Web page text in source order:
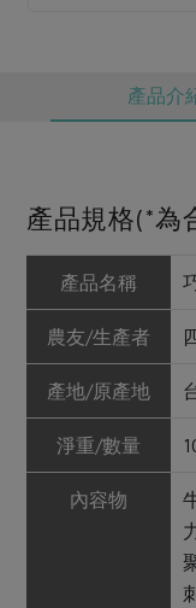
產品介
產品規格(*為
產品名稱
農友/生產者
產地/原產地
淨重/數量
內容物